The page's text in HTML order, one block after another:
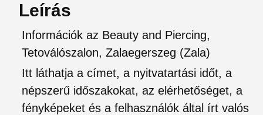
Leírás
Információk az Beauty and Piercing,
Tetoválószalon, Zalaegerszeg (Zala)
Itt láthatja a címet, a nyitvatartási időt, a
népszerű időszakokat, az elérhetőséget, a
fényképeket és a felhasználók által írt valós